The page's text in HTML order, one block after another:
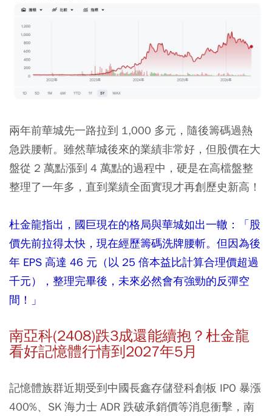
兩年前華城先一路拉到 1,000 多元，隨後籌碼過熱
急跌腰斬。雖然華城後來的業績非常好，但股價在大
盤從 2 萬點漲到 4 萬點的過程中，硬是在高檔盤整
整理了一年多，直到業績全面實現才再創歷史新高！
杜金龍指出，國巨現在的格局與華城如出一轍：「股
價先前拉得太快，現在經歷籌碼洗牌腰斬。但因為後
年 EPS 高達 46 元（以 25 倍本益比計算合理價超過
千元），整理完畢後，未來必然會有強勁的反彈空
間！」
南亞科(2408)跌3成還能續抱？杜金龍
看好記憶體行情到2027年5月
記憶體族群近期受到中國長鑫存儲登科創板 IPO 暴漲
400%、SK 海力士 ADR 跌破承銷價等消息衝擊，南